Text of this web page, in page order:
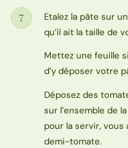
Étape
7
Etalez la pâte sur
qu’il ait la taille de
Mettez une feuille
d’y déposer votre
Déposez des
sur l’ensemble de
pour la servir,
demi-tomate.